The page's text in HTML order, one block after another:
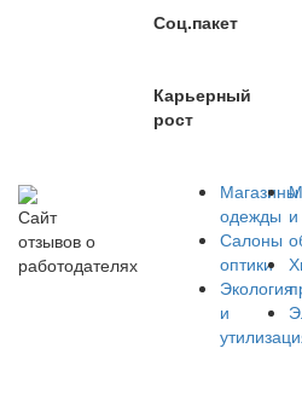
Соц.пакет
Карьерный
рост
Сайт
отзывов о
работодателях
Магазины
одежды
Салоны
оптики
Экология
и
и